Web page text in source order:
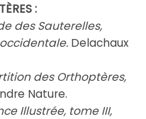
:
des Sauterelles,
Delachaux
des Orthoptères,
Nature.
Illustrée, tome III,